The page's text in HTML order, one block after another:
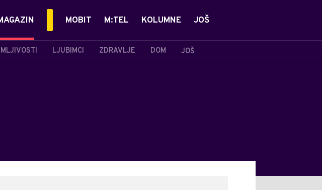
LJUBIMCI ZDRAVLJE DOM JOŠ
MOBIT M:TEL KOLUMNE JOŠ